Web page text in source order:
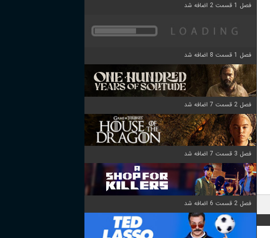
فصل 1 قسمت 2 اضافه شد
فصل 1 قسمت 8 اضافه شد
فصل 2 قسمت 7 اضافه شد
فصل 3 قسمت 7 اضافه شد
فصل 2 قسمت 6 اضافه شد